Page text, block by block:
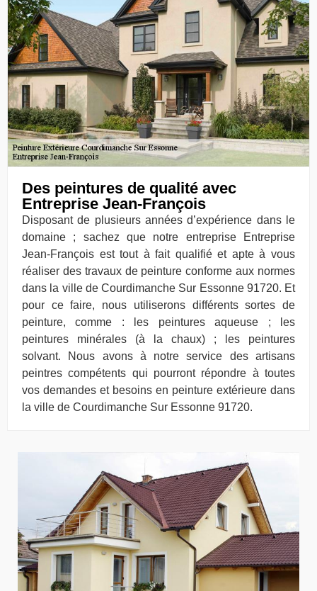
Des peintures de qualité avec
Entreprise Jean-François
Disposant de plusieurs années d’expérience dans le
domaine ; sachez que notre entreprise Entreprise
Jean-François est tout à fait qualifié et apte à vous
réaliser des travaux de peinture conforme aux normes
dans la ville de Courdimanche Sur Essonne 91720. Et
pour ce faire, nous utiliserons différents sortes de
peinture, comme : les peintures aqueuse ; les
peintures minérales (à la chaux) ; les peintures
solvant. Nous avons à notre service des artisans
peintres compétents qui pourront répondre à toutes
vos demandes et besoins en peinture extérieure dans
la ville de Courdimanche Sur Essonne 91720.